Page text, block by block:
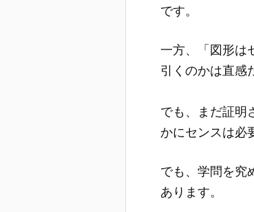
です。
一方、「図形は
引くのかは直感
でも、まだ証明
かにセンスは必
でも、学問を究
あります。